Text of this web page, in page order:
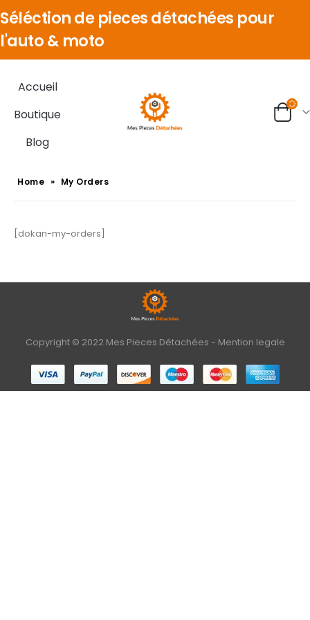
Séléction de pieces détachées pour
l'auto & moto
Accueil
Boutique
Blog
Home » My Orders
[dokan-my-orders]
Copyright © 2022 Mes Pieces Détachées - Mention legale